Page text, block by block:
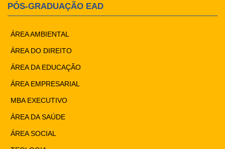
PÓS-GRADUAÇÃO EAD
ÁREA AMBIENTAL
ÁREA DO DIREITO
ÁREA DA EDUCAÇÃO
ÁREA EMPRESARIAL
MBA EXECUTIVO
ÁREA DA SAÚDE
ÁREA SOCIAL